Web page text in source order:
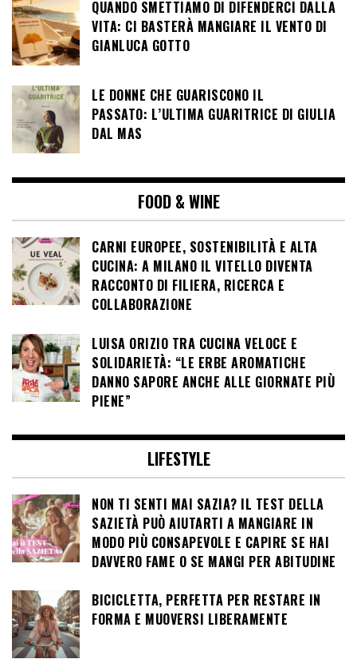
QUANDO SMETTIAMO DI DIFENDERCI DALLA
VITA: CI BASTERÀ MANGIARE IL VENTO DI
GIANLUCA GOTTO
LE DONNE CHE GUARISCONO IL
PASSATO: L’ULTIMA GUARITRICE DI GIULIA
DAL MAS
FOOD & WINE
CARNI EUROPEE, SOSTENIBILITÀ E ALTA
CUCINA: A MILANO IL VITELLO DIVENTA
RACCONTO DI FILIERA, RICERCA E
COLLABORAZIONE
LUISA ORIZIO TRA CUCINA VELOCE E
SOLIDARIETÀ: “LE ERBE AROMATICHE
DANNO SAPORE ANCHE ALLE GIORNATE PIÙ
PIENE”
LIFESTYLE
NON TI SENTI MAI SAZIA? IL TEST DELLA
SAZIETÀ PUÒ AIUTARTI A MANGIARE IN
MODO PIÙ CONSAPEVOLE E CAPIRE SE HAI
DAVVERO FAME O SE MANGI PER ABITUDINE
BICICLETTA, PERFETTA PER RESTARE IN
FORMA E MUOVERSI LIBERAMENTE